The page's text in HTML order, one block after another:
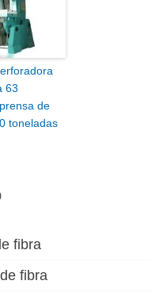
63
de
toneladas
fibra
fibra